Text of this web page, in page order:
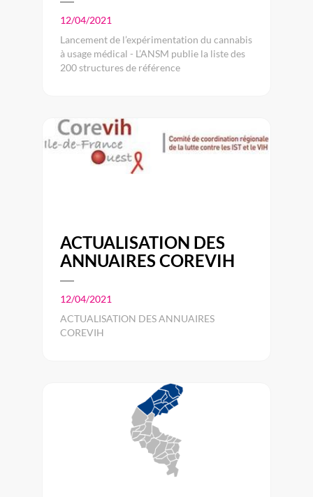
12/04/2021
Lancement de l’expérimentation du cannabis
à usage médical - L’ANSM publie la liste des
200 structures de référence
ACTUALISATION DES
ANNUAIRES COREVIH
12/04/2021
ACTUALISATION DES ANNUAIRES
COREVIH